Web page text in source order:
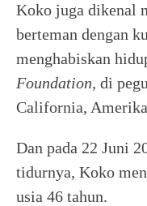
Koko juga dikenal
berteman dengan
menghabiskan
Foundation, di
California,
Dan pada 22 Juni
tidurnya, Koko
usia 46 tahun.